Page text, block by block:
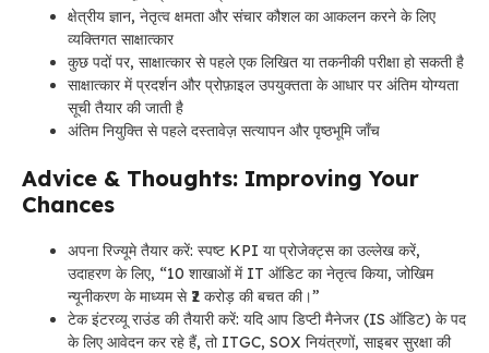
क्षेत्रीय ज्ञान, नेतृत्व क्षमता और संचार कौशल का आकलन करने के लिए
व्यक्तिगत साक्षात्कार
कुछ पदों पर, साक्षात्कार से पहले एक लिखित या तकनीकी परीक्षा हो सकती है
साक्षात्कार में प्रदर्शन और प्रोफ़ाइल उपयुक्तता के आधार पर अंतिम योग्यता
सूची तैयार की जाती है
अंतिम नियुक्ति से पहले दस्तावेज़ सत्यापन और पृष्ठभूमि जाँच
Advice & Thoughts: Improving Your
Chances
अपना रिज्यूमे तैयार करें: स्पष्ट KPI या प्रोजेक्ट्स का उल्लेख करें,
उदाहरण के लिए, “10 शाखाओं में IT ऑडिट का नेतृत्व किया, जोखिम
न्यूनीकरण के माध्यम से ₹2 करोड़ की बचत की।”
टेक इंटरव्यू राउंड की तैयारी करें: यदि आप डिप्टी मैनेजर (IS ऑडिट) के पद
के लिए आवेदन कर रहे हैं, तो ITGC, SOX नियंत्रणों, साइबर सुरक्षा की